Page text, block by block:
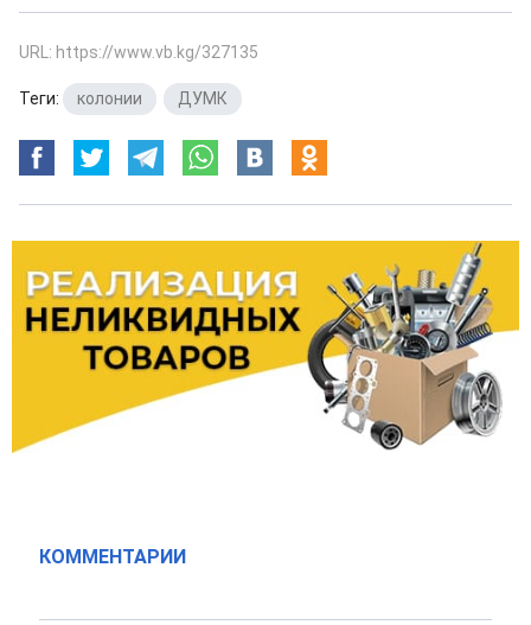
URL: https://www.vb.kg/327135
Теги: колонии ДУМК
КОММЕНТАРИИ